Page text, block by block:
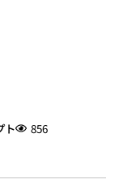
ト 856